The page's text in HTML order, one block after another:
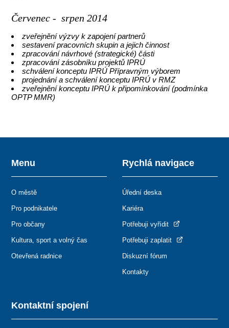
Červenec - srpen 2014
zveřejnění výzvy k zapojení partnerů
sestavení pracovních skupin a jejich činnost
zpracování návrhové (strategické) části
zpracování zásobníku projektů IPRÚ
schválení konceptu IPRÚ Přípravným výborem
projednání a schválení konceptu IPRÚ v RMZ
zveřejnění konceptu IPRÚ k připomínkování (podmínka
OPTP MMR)
Kontaktní spojení
Menu
O městě
Pro podnikatele
Pro občany
Kultura, sport a volný čas
Otevřená radnice
Rychlá navigace
Úřední deska
Kariéra
Potřebuji vyřídit
Potřebuji zaplatit
Diskuzní fórum
Kontakty